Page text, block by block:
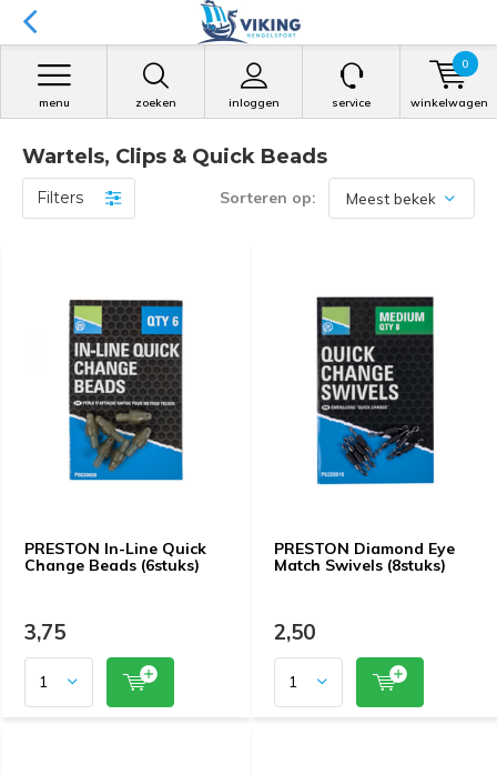
zoeken inloggen
menu service winkelwagen
0
Wartels, Clips & Quick Beads
Filters Sorteren op:
PRESTON In-Line Quick
Change Beads (6stuks)
3,75
PRESTON Diamond Eye
Match Swivels (8stuks)
2,50